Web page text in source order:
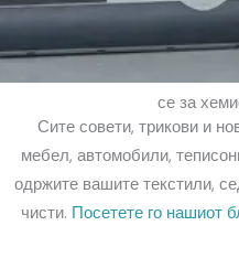
м
е
*
о
к
и
Б
р
се за
Сите совети, трикови и
мебел, автомобили,
одржите вашите текстили,
чисти. Посетете го нашиот